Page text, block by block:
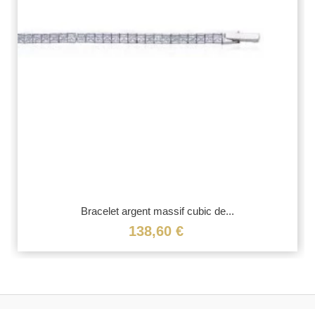
Bracelet argent massif cubic de...
138,60 €